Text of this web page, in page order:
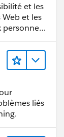
et les
et les
personnes
liés